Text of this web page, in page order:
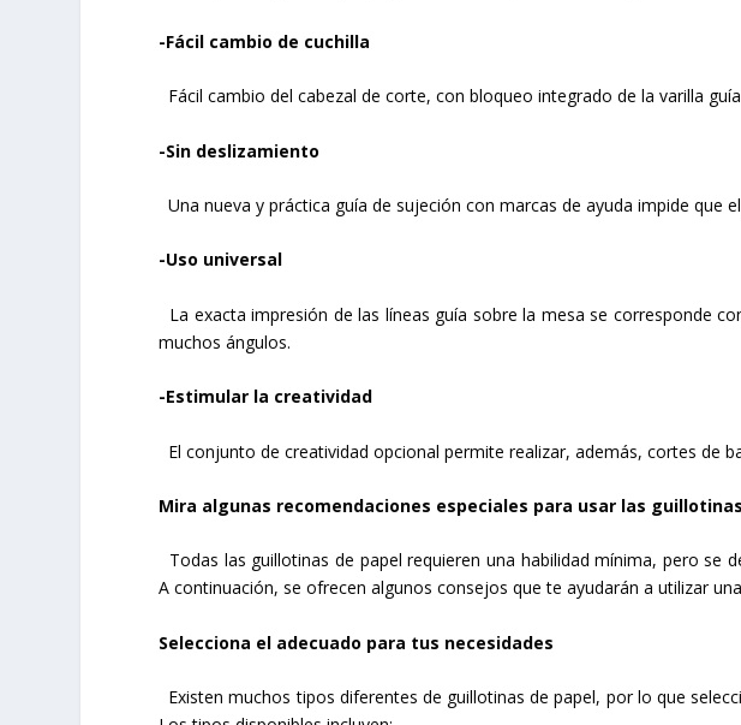
-Fácil cambio de cuchilla
Fácil cambio del cabezal de corte, con bloqueo integrado de la varilla
-Sin deslizamiento
Una nueva y práctica guía de sujeción con marcas de ayuda impide que
-Uso universal
La exacta impresión de las líneas guía sobre la mesa se corresponde
muchos ángulos.
-Estimular la creatividad
El conjunto de creatividad opcional permite realizar, además, cortes de
Mira algunas recomendaciones especiales para usar las guillotinas
Todas las guillotinas de papel requieren una habilidad mínima, pero se
A continuación, se ofrecen algunos consejos que te ayudarán a utilizar
Selecciona el adecuado para tus necesidades
Existen muchos tipos diferentes de guillotinas de papel, por lo que